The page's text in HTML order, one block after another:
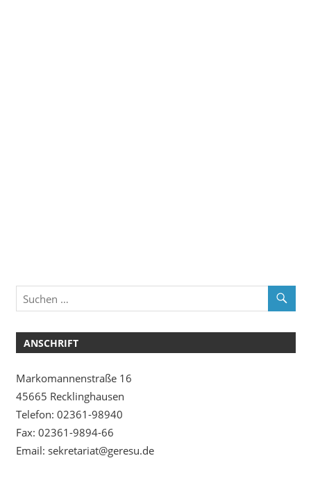
ANSCHRIFT
Markomannenstraße 16
45665 Recklinghausen
Telefon: 02361-98940
Fax: 02361-9894-66
Email: sekretariat@geresu.de